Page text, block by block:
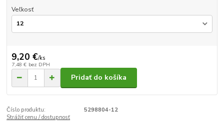
Veľkosť
9,20 €/ks
7,48 € bez DPH
Pridať do košíka
Číslo produktu:
5298804-12
Strážiť cenu / dostupnosť